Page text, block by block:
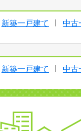
新築一戸建て 中古
新築一戸建て 中古